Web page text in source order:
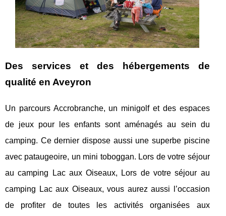
Des services et des hébergements de
qualité en Aveyron
Un parcours Accrobranche, un minigolf et des espaces
de jeux pour les enfants sont aménagés au sein du
camping. Ce dernier dispose aussi une superbe piscine
avec pataugeoire, un mini toboggan. Lors de votre séjour
au camping Lac aux Oiseaux, Lors de votre séjour au
camping Lac aux Oiseaux, vous aurez aussi l’occasion
de profiter de toutes les activités organisées aux